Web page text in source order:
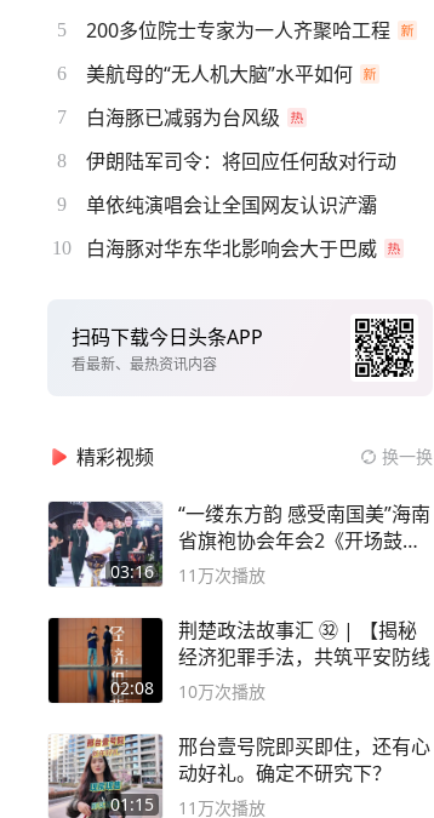
5 200多位院士专家为一人齐聚哈工程
6 美航母的“无人机大脑”水平如何
7 白海豚已减弱为台风级
8 伊朗陆军司令：将回应任何敌对行动
9 单依纯演唱会让全国网友认识浐灞
10 白海豚对华东华北影响会大于巴威
扫码下载今日头条APP
看最新、最热资讯内容
精彩视频 换一换
03:16
“一缕东方韵 感受南国美”海南
省旗袍协会年会2《开场鼓》
二团
11万次播放
02:08
荆楚政法故事汇 ㉜ | 【揭秘
经济犯罪手法，共筑平安防线
10万次播放
01:15
邢台壹号院即买即住，还有心
动好礼。确定不研究下？
11万次播放